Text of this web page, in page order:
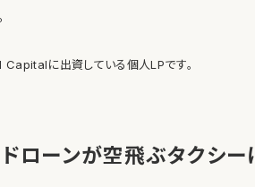
に出資している個人LPです。
ローンが空飛ぶタクシー